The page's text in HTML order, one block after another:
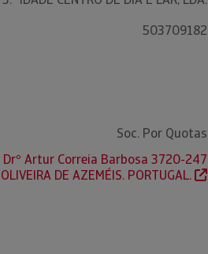
503709182
Soc. Por Quotas
Drº Artur Correia Barbosa 3720-247
DE AZEMÉIS. PORTUGAL.